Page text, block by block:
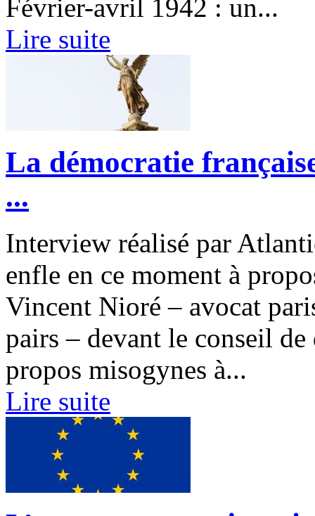
Février-avril 1942 : un...
Lire suite
La démocratie
...
Interview réalisé par
enfle en ce moment à
Vincent Nioré – avocat
pairs – devant le conseil
propos misogynes à...
Lire suite